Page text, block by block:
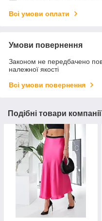
Всі умови оплати
Умови повернення
Законом не передбачено
належної якості
Всі умови повернення
Подібні товари компанії